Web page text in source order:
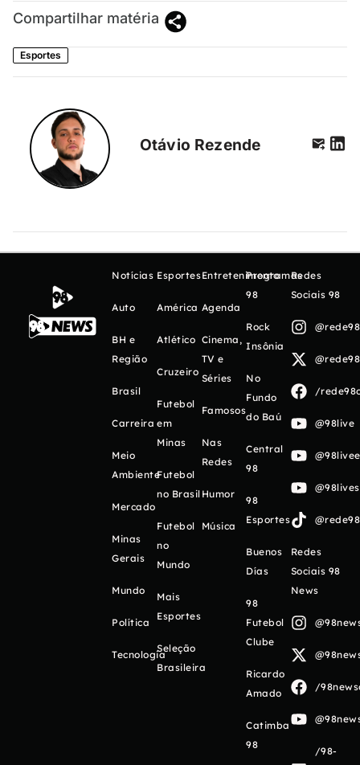
Compartilhar matéria
Esportes
Otávio Rezende
Notícias
Auto
BH e
Região
Brasil
Carreira
Meio
Ambiente
Mercado
Minas
Gerais
Mundo
Política
Tecnologia
Esportes
América
Atlético
Cruzeiro
Futebol
em
Minas
Futebol
no Brasil
Futebol
no
Mundo
Mais
Esportes
Seleção
Brasileira
Entretenimento
Agenda
Cinema,
TV e
Séries
Famosos
Nas
Redes
Humor
Música
Programas
98
Rock
Insônia
No
Fundo
do Baú
Central
98
98
Esportes
Buenos
Días
98
Futebol
Clube
Ricardo
Amado
Catimba
98
Redes
Sociais 98
/
@98live
Redes
Sociais 98
News
/
/98-